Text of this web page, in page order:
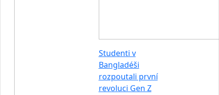
Studenti v
Bangladéši
rozpoutali první
revoluci Gen Z